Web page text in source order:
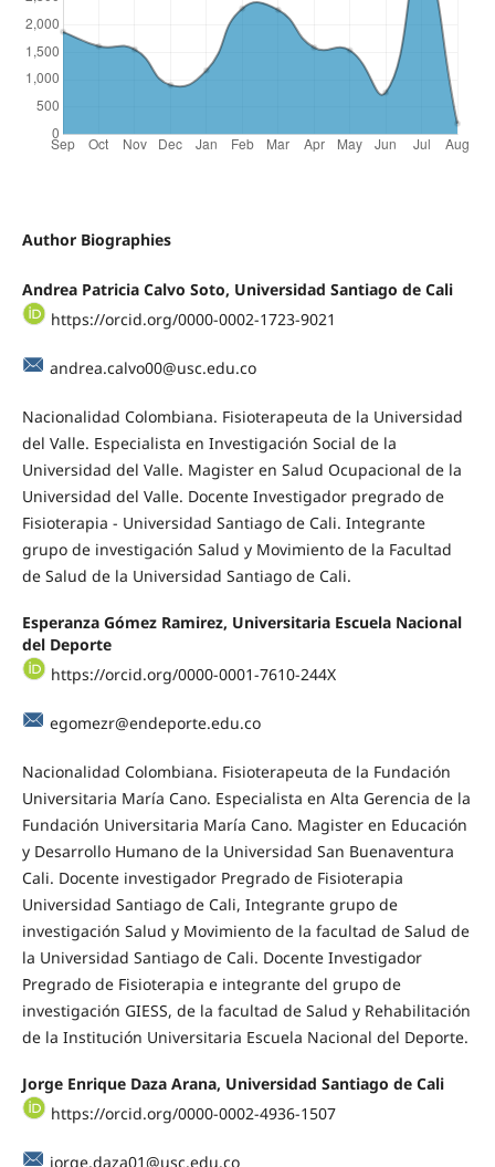
Author Biographies
Andrea Patricia Calvo Soto, Universidad Santiago de Cali
https://orcid.org/0000-0002-1723-9021
andrea.calvo00@usc.edu.co
Nacionalidad Colombiana. Fisioterapeuta de la Universidad
del Valle. Especialista en Investigación Social de la
Universidad del Valle. Magister en Salud Ocupacional de la
Universidad del Valle. Docente Investigador pregrado de
Fisioterapia - Universidad Santiago de Cali. Integrante
grupo de investigación Salud y Movimiento de la Facultad
de Salud de la Universidad Santiago de Cali.
Esperanza Gómez Ramirez, Universitaria Escuela Nacional
del Deporte
https://orcid.org/0000-0001-7610-244X
egomezr@endeporte.edu.co
Nacionalidad Colombiana. Fisioterapeuta de la Fundación
Universitaria María Cano. Especialista en Alta Gerencia de la
Fundación Universitaria María Cano. Magister en Educación
y Desarrollo Humano de la Universidad San Buenaventura
Cali. Docente investigador Pregrado de Fisioterapia
Universidad Santiago de Cali, Integrante grupo de
investigación Salud y Movimiento de la facultad de Salud de
la Universidad Santiago de Cali. Docente Investigador
Pregrado de Fisioterapia e integrante del grupo de
investigación GIESS, de la facultad de Salud y Rehabilitación
de la Institución Universitaria Escuela Nacional del Deporte.
Jorge Enrique Daza Arana, Universidad Santiago de Cali
https://orcid.org/0000-0002-4936-1507
jorge.daza01@usc.edu.co